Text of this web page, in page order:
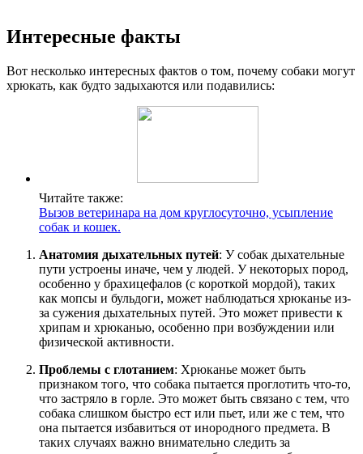
Интересные факты
Вот несколько интересных фактов о том, почему собаки могут
хрюкать, как будто задыхаются или подавились:
Читайте также:
Вызов ветеринара на дом круглосуточно, усыпление
собак и кошек.
Анатомия дыхательных путей: У собак дыхательные
пути устроены иначе, чем у людей. У некоторых пород,
особенно у брахицефалов (с короткой мордой), таких
как мопсы и бульдоги, может наблюдаться хрюканье из-
за сужения дыхательных путей. Это может привести к
хрипам и хрюканью, особенно при возбуждении или
физической активности.
Проблемы с глотанием: Хрюканье может быть
признаком того, что собака пытается проглотить что-то,
что застряло в горле. Это может быть связано с тем, что
собака слишком быстро ест или пьет, или же с тем, что
она пытается избавиться от инородного предмета. В
таких случаях важно внимательно следить за